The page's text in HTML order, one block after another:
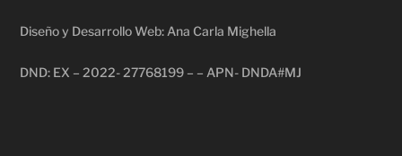
Diseño y Desarrollo Web: Ana Carla Mighella
DND: EX – 2022- 27768199 – – APN- DNDA#MJ